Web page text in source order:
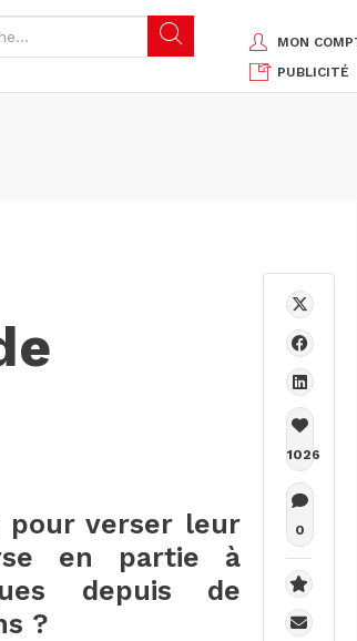
MON
PUBLICITÉ
pour verser leur
en partie à
depuis de
?
1026
0